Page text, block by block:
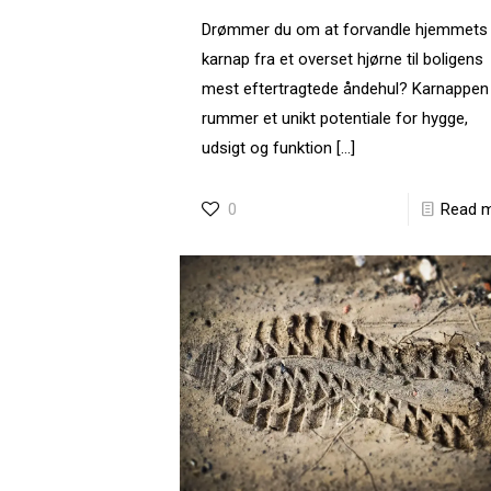
Drømmer du om at forvandle hjemmets
karnap fra et overset hjørne til boligens
mest eftertragtede åndehul? Karnappen
rummer et unikt potentiale for hygge,
udsigt og funktion […]
0 Read